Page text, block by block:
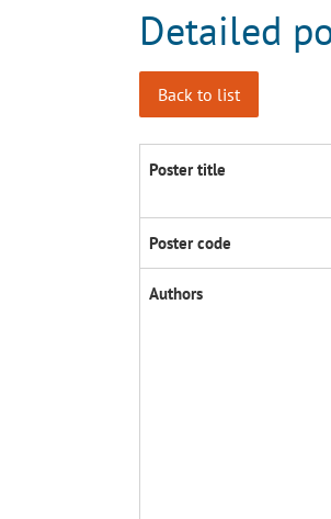
Detailed
Back to list
Poster title
Poster code
Authors